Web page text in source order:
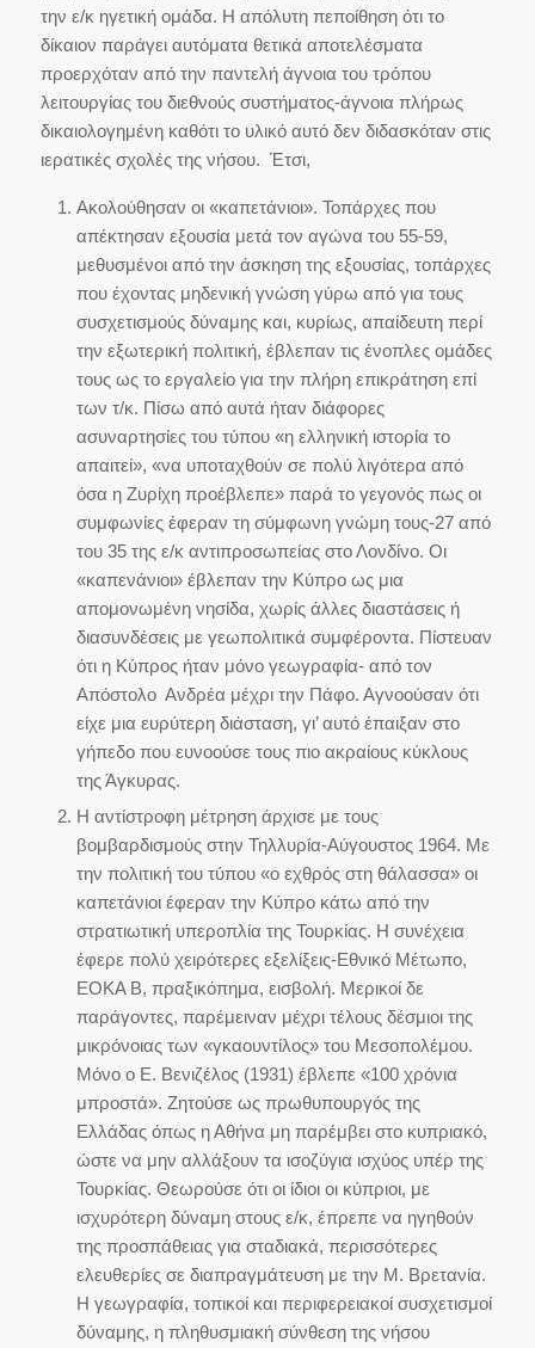
την ε/κ ηγετική ομάδα. Η απόλυτη πεποίθηση ότι το
δίκαιον παράγει αυτόματα θετικά αποτελέσματα
προερχόταν από την παντελή άγνοια του τρόπου
λειτουργίας του διεθνούς συστήματος-άγνοια πλήρως
δικαιολογημένη καθότι το υλικό αυτό δεν διδασκόταν στις
ιερατικές σχολές της νήσου. Έτσι,
Ακολούθησαν οι «καπετάνιοι». Τοπάρχες που
απέκτησαν εξουσία μετά τον αγώνα του 55-59,
μεθυσμένοι από την άσκηση της εξουσίας, τοπάρχες
που έχοντας μηδενική γνώση γύρω από για τους
συσχετισμούς δύναμης και, κυρίως, απαίδευτη περί
την εξωτερική πολιτική, έβλεπαν τις ένοπλες ομάδες
τους ως το εργαλείο για την πλήρη επικράτηση επί
των τ/κ. Πίσω από αυτά ήταν διάφορες
ασυναρτησίες του τύπου «η ελληνική ιστορία το
απαιτεί», «να υποταχθούν σε πολύ λιγότερα από
όσα η Ζυρίχη προέβλεπε» παρά το γεγονός πως οι
συμφωνίες έφεραν τη σύμφωνη γνώμη τους-27 από
του 35 της ε/κ αντιπροσωπείας στο Λονδίνο. Οι
«καπενάνιοι» έβλεπαν την Κύπρο ως μια
απομονωμένη νησίδα, χωρίς άλλες διαστάσεις ή
διασυνδέσεις με γεωπολιτικά συμφέροντα. Πίστευαν
ότι η Κύπρος ήταν μόνο γεωγραφία- από τον
Απόστολο Ανδρέα μέχρι την Πάφο. Αγνοούσαν ότι
είχε μια ευρύτερη διάσταση, γι’ αυτό έπαιξαν στο
γήπεδο που ευνοούσε τους πιο ακραίους κύκλους
της Άγκυρας.
Η αντίστροφη μέτρηση άρχισε με τους
βομβαρδισμούς στην Τηλλυρία-Αύγουστος 1964. Με
την πολιτική του τύπου «ο εχθρός στη θάλασσα» οι
καπετάνιοι έφεραν την Κύπρο κάτω από την
στρατιωτική υπεροπλία της Τουρκίας. Η συνέχεια
έφερε πολύ χειρότερες εξελίξεις-Εθνικό Μέτωπο,
ΕΟΚΑ Β, πραξικόπημα, εισβολή. Μερικοί δε
παράγοντες, παρέμειναν μέχρι τέλους δέσμιοι της
μικρόνοιας των «γκαουντίλος» του Μεσοπολέμου.
Μόνο ο Ε. Βενιζέλος (1931) έβλεπε «100 χρόνια
μπροστά». Ζητούσε ως πρωθυπουργός της
Ελλάδας όπως η Αθήνα μη παρέμβει στο κυπριακό,
ώστε να μην αλλάξουν τα ισοζύγια ισχύος υπέρ της
Τουρκίας. Θεωρούσε ότι οι ίδιοι οι κύπριοι, με
ισχυρότερη δύναμη στους ε/κ, έπρεπε να ηγηθούν
της προσπάθειας για σταδιακά, περισσότερες
ελευθερίες σε διαπραγμάτευση με την Μ. Βρετανία.
Η γεωγραφία, τοπικοί και περιφερειακοί συσχετισμοί
δύναμης, η πληθυσμιακή σύνθεση της νήσου